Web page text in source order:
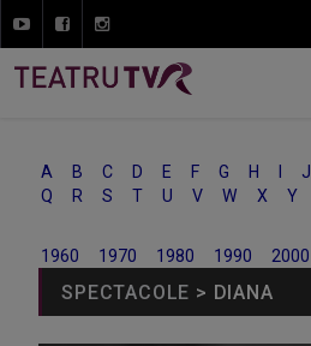
A B C D E F G H J
Q
R S T U V W X Y
1960 1970 1980 1990 2000
SPECTACOLE > DIANA